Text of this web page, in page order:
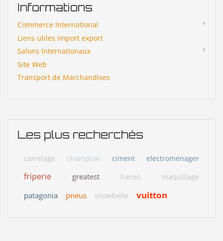
Informations
Commerce International
Liens utiles import export
Salons Internationaux
Site Web
Transport de Marchandises
Les plus recherchés
carrelage champion ciment electromenager
friperie greatest hanes maquillage
patagonia pneus snowbelle vuitton